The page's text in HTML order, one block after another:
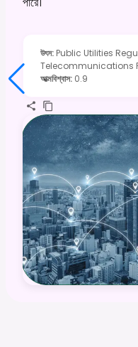
উৎস: Public Utilities
Telecommunications
আত্মবিশ্বাস: 0.9